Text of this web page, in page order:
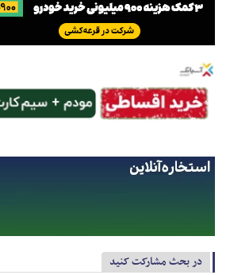
در بحث مشارکت کنید